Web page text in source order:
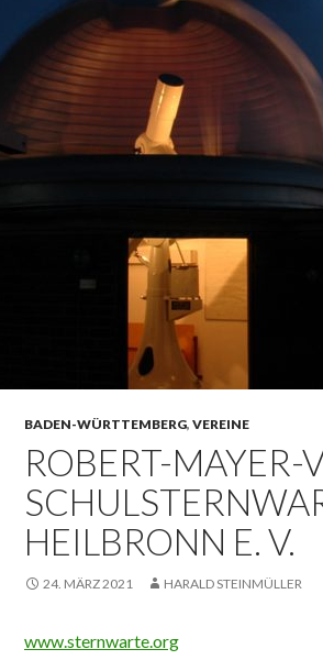
BADEN-WÜRTTEMBERG, VEREINE
ROBERT-MAYER-
HEILBRONN E. V.
24. MÄRZ 2021 HARALD STEINMÜLLER
www.sternwarte.org